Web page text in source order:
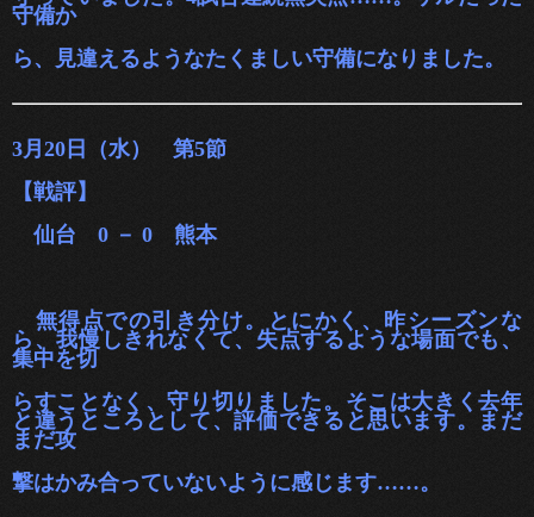
守備か
ら、見違えるよ うなたくましい守備になりました。
3月20日（水） 第5節
【戦評】
仙台 0 － 0 熊本
無得点での引き分け。とにかく、昨シーズンな
ら、我慢しきれなくて、失点するような場面でも、
集中を切
らすことなく、守り切りました。そこは大きく去年
と違うところとして、評価できると思います。まだ
まだ攻
撃はかみ合っていないよう に感じます……。